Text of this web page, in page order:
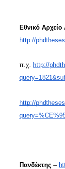
Εθνικό
http://
π.χ. http://
http://
Πανδέκτης –